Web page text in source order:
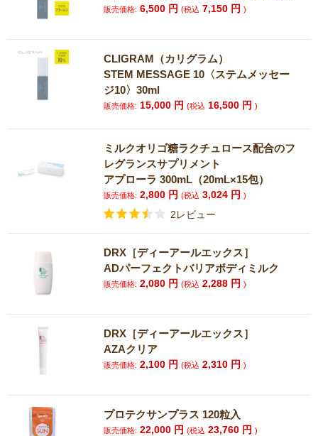
販売価格: 6,500 円(税込 7,150 円)
CLIGRAM（カリグラム）
STEM MESSAGE 10〈ステムメッセー
ジ10〉30ml
販売価格: 15,000 円(税込 16,500 円)
ミルクオリゴ糖ラクチュロース配合のフ
レグランスサプリメント
アプローラ 300mL（20mL×15包）
販売価格: 2,800 円(税込 3,024 円)
2レビュー
DRX［ディーアールエックス］
ADパーフェクトバリアボディミルク
販売価格: 2,080 円(税込 2,288 円)
DRX［ディーアールエックス］
AZAクリア
販売価格: 2,100 円(税込 2,310 円)
プロテクサンプラス 120粒入
販売価格: 22,000 円(税込 23,760 円)